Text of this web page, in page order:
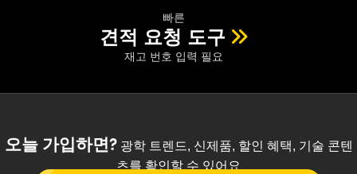
빠른
견적 요청 도구
재고 번호 입력 필요
오늘 가입하면?광학 트렌드, 신제품, 할인 혜택, 기술 콘텐
츠를 확인할 수 있어요